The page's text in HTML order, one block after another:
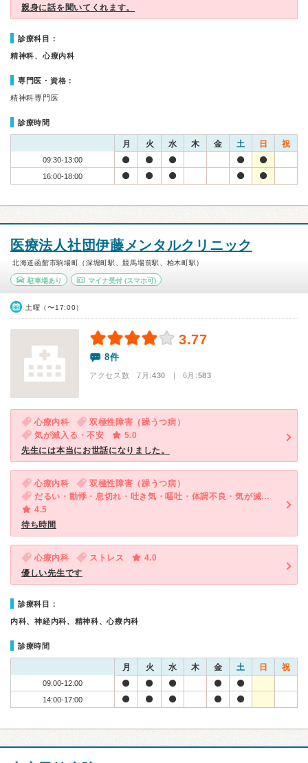
親身に話を聞いてくれます。
診療科目：
精神科、心療内科
専門医・資格：
精神科専門医
診療時間
月 火 水 木 金 土 日 祝
09:30-13:00
16:00-18:00
医療法人社団伊藤メンタルクリニック
北海道函館市駒場町（深堀町駅、競馬場前駅、柏木町駅）
駐車場あり マイナ受付(スマホ可)
土曜（〜17:00）
3.77
8件
アクセス数 7月:430 | 6月:583
心療内科
双極性障害（躁うつ病）
気が滅入る・不安
5.0
先生には本当にお世話になりました。
心療内科
双極性障害（躁うつ病）
だるい・動悸・息切れ・吐き気・嘔吐・体調不良・気が滅入る・不安
4.5
待ち時間
心療内科 ストレス
4.0
優しい先生です
診療科目：
内科、神経内科、精神科、心療内科
診療時間
月 火 水 木 金 土 日 祝
09:00-12:00
14:00-17:00